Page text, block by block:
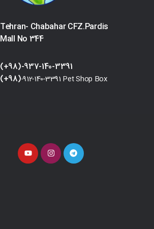
Tehran- Chabahar CFZ.Pardis
Mall No 344
(+98)-937-140-3391
(+98)-912-140-3391 Pet Shop Box